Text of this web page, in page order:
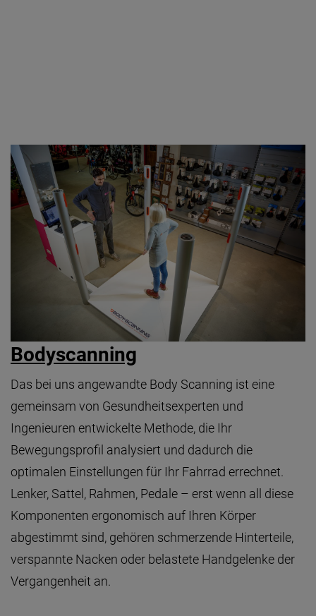
Bodyscanning
Das bei uns angewandte Body Scanning ist eine
gemeinsam von Gesundheitsexperten und
Ingenieuren entwickelte Methode, die Ihr
Bewegungsprofil analysiert und dadurch die
optimalen Einstellungen für Ihr Fahrrad errechnet.
Lenker, Sattel, Rahmen, Pedale – erst wenn all diese
Komponenten ergonomisch auf Ihren Körper
abgestimmt sind, gehören schmerzende Hinterteile,
verspannte Nacken oder belastete Handgelenke der
Vergangenheit an.